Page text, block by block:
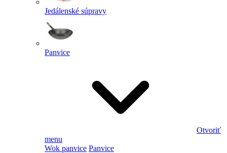
Jedálenské súpravy
Panvice
Otvoriť
menu
Wok panvice Panvice